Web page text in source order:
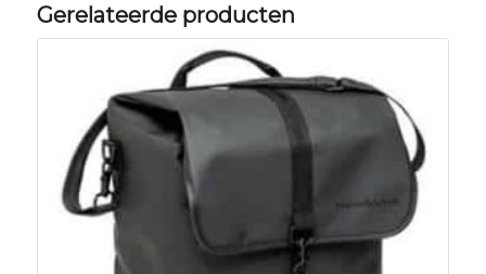
Gerelateerde producten